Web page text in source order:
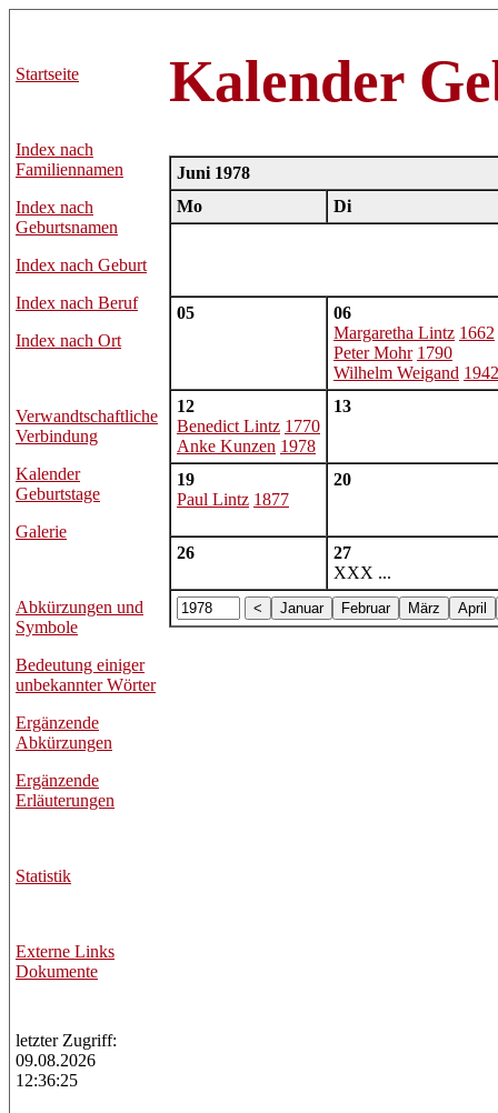
Startseite
Index nach
Familiennamen
Index nach
Geburtsnamen
Index nach Geburt
Index nach Beruf
Index nach Ort
Verwandtschaftliche
Verbindung
Kalender
Geburtstage
Galerie
Abkürzungen und
Symbole
Bedeutung einiger
unbekannter Wörter
Ergänzende
Abkürzungen
Ergänzende
Erläuterungen
Statistik
Externe Links
Dokumente
Kalender
Juni 1978
Mo
Di
05
06
Margaretha Lintz 1662
Peter Mohr 1790
Wilhelm Weigand 1942
12
Benedict Lintz 1770
Anke Kunzen 1978
13
19
Paul Lintz 1877
20
26
27
XXX ...
letzter Zugriff:
09.08.2026
12:36:25